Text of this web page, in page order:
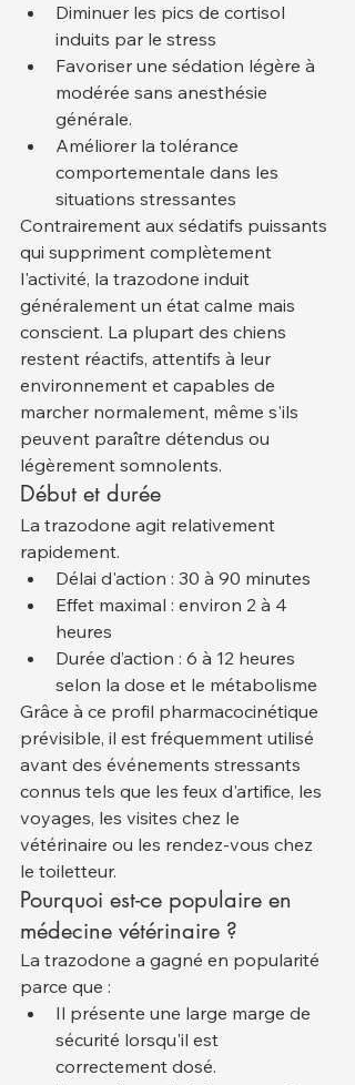
Diminuer les pics de cortisol
induits par le stress
Favoriser une sédation légère à
modérée sans anesthésie
générale.
Améliorer la tolérance
comportementale dans les
situations stressantes
Contrairement aux sédatifs puissants
qui suppriment complètement
l'activité, la trazodone induit
généralement un état calme mais
conscient. La plupart des chiens
restent réactifs, attentifs à leur
environnement et capables de
marcher normalement, même s'ils
peuvent paraître détendus ou
légèrement somnolents.
Début et durée
La trazodone agit relativement
rapidement.
Délai d'action : 30 à 90 minutes
Effet maximal : environ 2 à 4
heures
Durée d’action : 6 à 12 heures
selon la dose et le métabolisme
Grâce à ce profil pharmacocinétique
prévisible, il est fréquemment utilisé
avant des événements stressants
connus tels que les feux d'artifice, les
voyages, les visites chez le
vétérinaire ou les rendez-vous chez
le toiletteur.
Pourquoi est-ce populaire en
médecine vétérinaire ?
La trazodone a gagné en popularité
parce que :
Il présente une large marge de
sécurité lorsqu'il est
correctement dosé.